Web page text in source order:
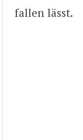
fallen lässt.